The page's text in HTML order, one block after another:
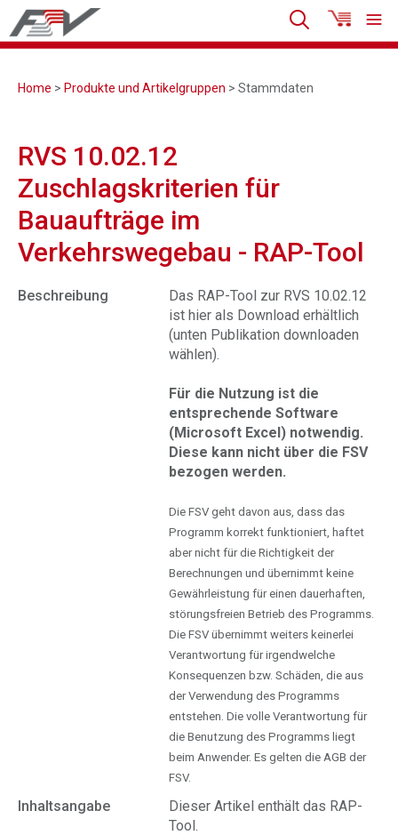
Home > Produkte und Artikelgruppen > Stammdaten
RVS 10.02.12
Zuschlagskriterien für
Bauaufträge im
Verkehrswegebau - RAP-Tool
Beschreibung
Das RAP-Tool zur RVS 10.02.12
ist hier als Download erhältlich
(unten Publikation downloaden
wählen).
Für die Nutzung ist die
entsprechende Software
(Microsoft Excel) notwendig.
Diese kann nicht über die FSV
bezogen werden.
Die FSV geht davon aus, dass das
Programm korrekt funktioniert, haftet
aber nicht für die Richtigkeit der
Berechnungen und übernimmt keine
Gewährleistung für einen dauerhaften,
störungsfreien Betrieb des Programms.
Die FSV übernimmt weiters keinerlei
Verantwortung für irgendwelche
Konsequenzen bzw. Schäden, die aus
der Verwendung des Programms
entstehen. Die volle Verantwortung für
die Benutzung des Programms liegt
beim Anwender. Es gelten die AGB der
FSV.
Inhaltsangabe
Dieser Artikel enthält das RAP-
Tool.